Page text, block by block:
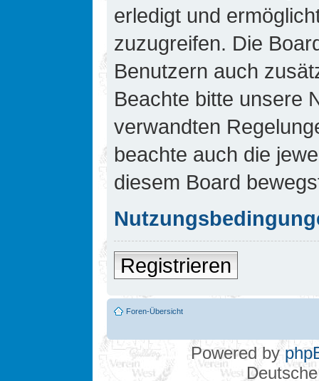
erledigt und
zuzugreifen. Die
Benutzern auch
Beachte bitte unsere
verwandten
beachte auch die
diesem Board
Registrieren
Foren-Übersicht
Powered by